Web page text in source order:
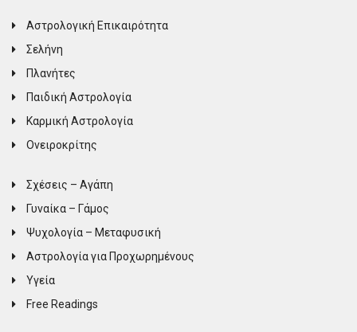
Αστρολογική Επικαιρότητα
Σελήνη
Πλανήτες
Παιδική Αστρολογία
Καρμική Αστρολογία
Ονειροκρίτης
Σχέσεις – Αγάπη
Γυναίκα – Γάμος
Ψυχολογία – Μεταφυσική
Αστρολογία για Προχωρημένους
Υγεία
Free Readings